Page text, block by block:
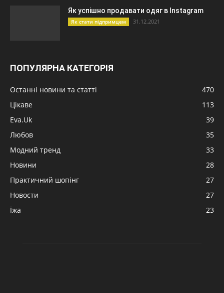
Як успішно продавати одяг в Instagram
Як стати підпримцем 31.12.2021
ПОПУЛЯРНА КАТЕГОРІЯ
Останні новини та статті
470
Цікаве
113
Eva.Uk
39
Любов
35
Модний тренд
33
Новини
28
Практичний шопінг
27
Новости
27
Їжа
23